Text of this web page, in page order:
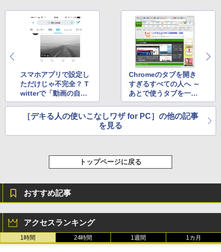
1冊ですべて身につくHTML & CSSとWe
bデザイン入門講座［第2版］
￥1,292
ClaudeCode いちばんやさしい 教科書:
非エンジニア 初心者 素人 でも安心 使い
方 マニュアル AI副業にもコンテンツ作成
にもKindle出版にも！ 非エンジニアのた
めのAIコーディング入門シリーズ
FM TOWNS ハイパー・カタログ: 本体ハ
ードウェア・市販ソフトウェアのパーフ
￥27,980
Amazon Kindle Paperwhite (16GB) 7イ
ンチディスプレイ、色調調節ライト、12
週間持続バッテリー、広告なし、ブラッ
ク
￥22,980
Amazon Kindle Colorsoft | 16GBストレ
ージ、防水、7インチカラーディスプレ
イ、色調調節ライト、最大8週間持続バッ
売)
New Amazon Kindle Scribe Colorsoft |
レージ、ノート機能搭載、明るさ自動調
整、色調調節ライト、プレミアムペン付
き、グラファイト
スマホアプリで設定し
ただけじゃ不完全？ T
witterで「動画の自動
再生」を確実にOFFに
するには
Chromeのタブを開き
すぎるすべての人へ ～
あとで使うタブを一時
的に“棚上げ”しておく
ワザ
［デキる人の使いこなしワザ for PC］の他の記事
を見る
トップページに戻る
おすすめ記事
アクセスランキング
1時間 24時間 1週間 1カ月